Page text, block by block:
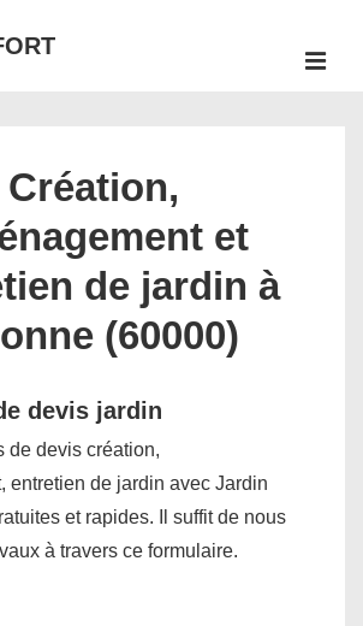
Création,
et
de jardin à
(60000)
devis jardin
de devis création,
entretien de jardin avec Jardin
et rapides. Il suffit de nous
à travers ce formulaire.